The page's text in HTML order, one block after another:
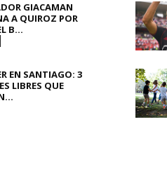
GIACAMAN
A QUIROZ POR
B...
EN SANTIAGO: 3
LIBRES QUE